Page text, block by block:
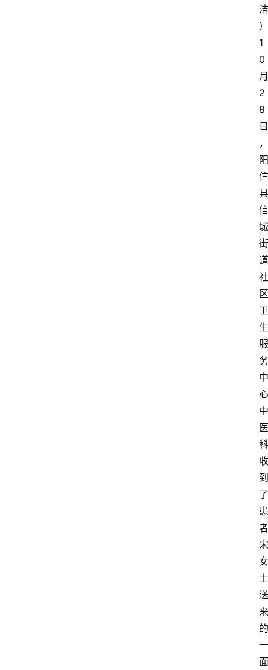
洁
）
1
0
月
2
8
日
，
阳
信
县
信
城
街
道
社
区
卫
生
服
务
中
心
中
医
科
收
到
了
患
者
宋
女
士
送
来
的
一
面